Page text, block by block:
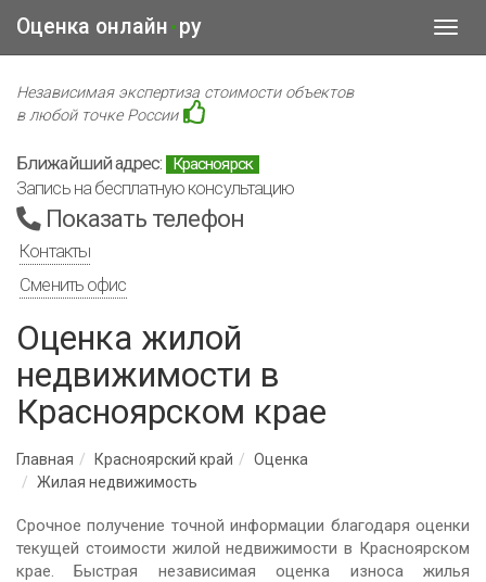
Оценка онлайн • ру
Независимая экспертиза стоимости объектов
в любой точке России
Ближайший адрес: Красноярск
Запись на бесплатную консультацию
Показать телефон
Контакты
Сменить офис
Оценка жилой
недвижимости в
Красноярском крае
Главная Красноярский край
Оценка
Жилая недвижимость
Срочное получение точной информации благодаря оценки
текущей стоимости жилой недвижимости в Красноярском
крае. Быстрая независимая оценка износа жилья